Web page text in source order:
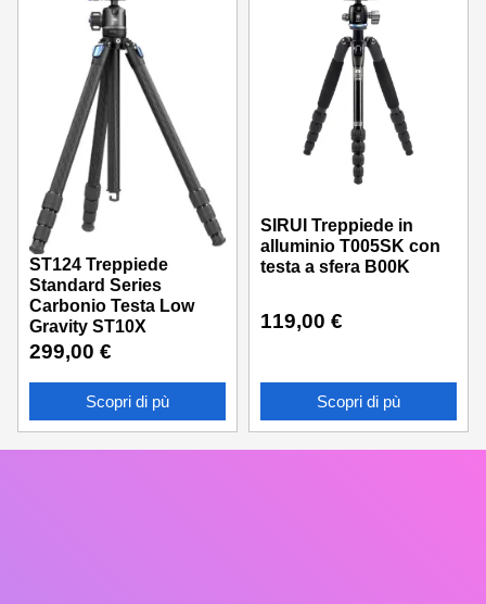
ST124 Treppiede
Standard Series
Carbonio Testa Low
Gravity ST10X
299,00 €
Scopri di pù
SIRUI Treppiede in
alluminio T005SK con
testa a sfera B00K
119,00 €
Scopri di pù